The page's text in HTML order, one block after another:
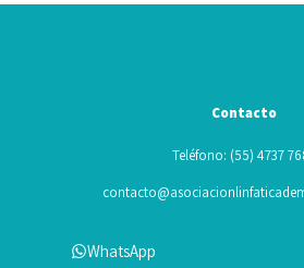
Contacto
Teléfono: (55) 4737
WhatsApp